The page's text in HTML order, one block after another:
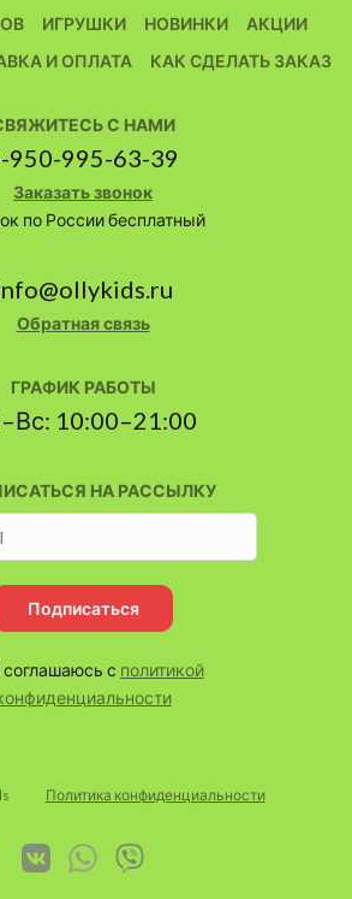
ИГРУШКИ НОВИНКИ
АКЦИИ
И ОПЛАТА КАК СДЕЛАТЬ ЗАКАЗ
НА РАССЫЛКУ
Подписаться
соглашаюсь с политикой
С НАМИ
950-995-63-39
Заказать звонок
по России бесплатный
Обратная связь
ГРАФИК РАБОТЫ
10:00–21:00
Политика конфиденциальности